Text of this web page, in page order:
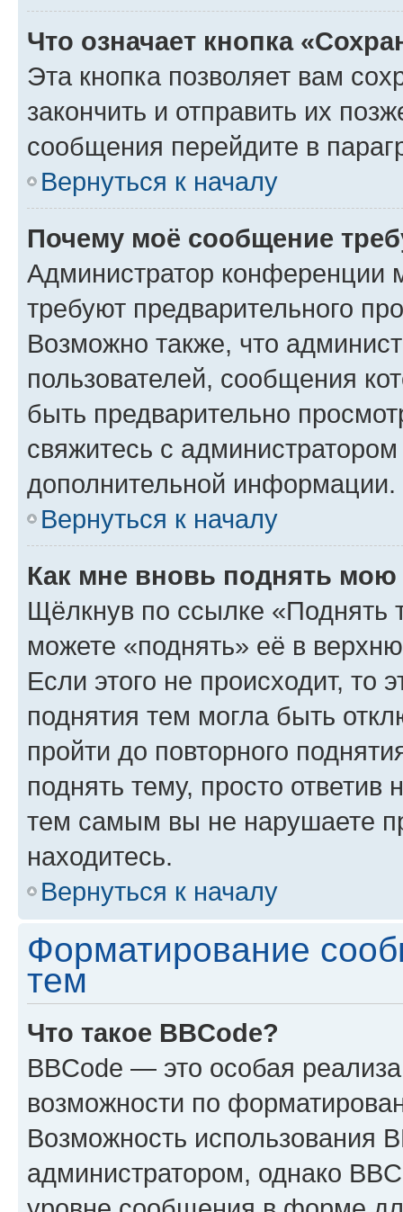
Что означает кнопка
Эта кнопка позволяет вам
закончить и отправить их
сообщения перейдите в
Вернуться к началу
Почему моё сообщение
Администратор конференции
требуют предварительного
Возможно также, что
пользователей, сообщения
быть предварительно
свяжитесь с
дополнительной информации.
Вернуться к началу
Как мне вновь поднять мою
Щёлкнув по ссылке «Поднять
можете «поднять» её в
Если этого не происходит, то
поднятия тем могла быть
пройти до повторного
поднять тему, просто ответив
тем самым вы не нарушаете
находитесь.
Вернуться к началу
Форматирование
тем
Что такое BBCode?
BBCode — это особая
возможности по
Возможность использования
администратором, однако